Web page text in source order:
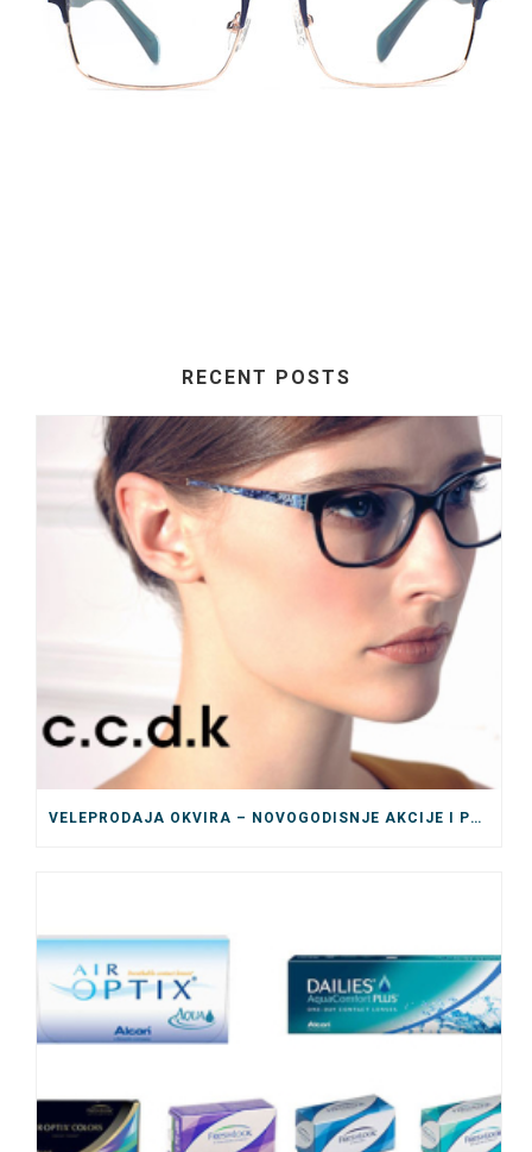
RECENT POSTS
VELEPRODAJA OKVIRA – NOVOGODISNJE AKCIJE I POPUSTI